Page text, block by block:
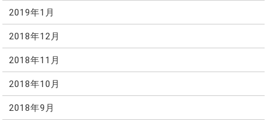
2019年1月
2018年12月
2018年11月
2018年10月
2018年9月